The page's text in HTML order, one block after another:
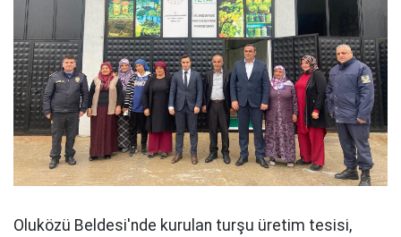
Oluközü Beldesi'nde kurulan turşu üretim tesisi,